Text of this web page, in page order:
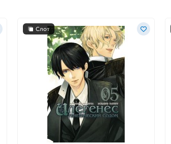
Слот